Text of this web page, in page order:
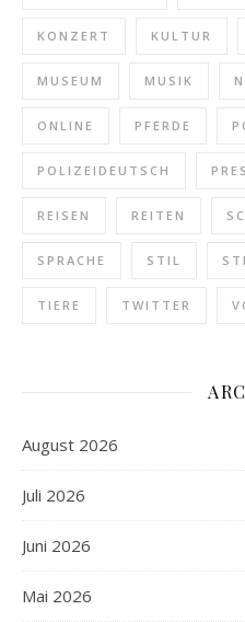
KONZERT KULTUR
MUSEUM MUSIK
ONLINE PFERDE
POLIZEIDEUTSCH
REISEN REITEN
SPRACHE STIL
TIERE TWITTER
August 2026
Juli 2026
Juni 2026
Mai 2026